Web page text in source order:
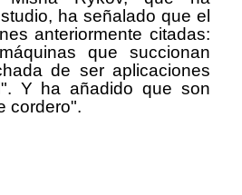
ha señalado que el
anteriormente citadas:
que succionan
de ser aplicaciones
Y ha añadido que son
cordero".